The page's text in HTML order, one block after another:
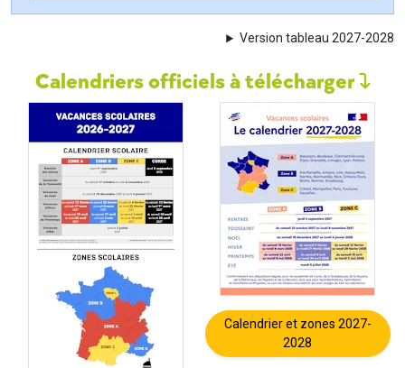
Version tableau 2027-2028
Calendriers officiels à télécharger
Calendrier et zones 2027-
2028